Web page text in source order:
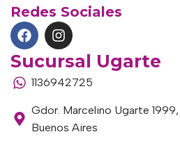
Redes Sociales
Sucursal Ugarte
1136942725
Gdor. Marcelino Ugarte
Buenos Aires